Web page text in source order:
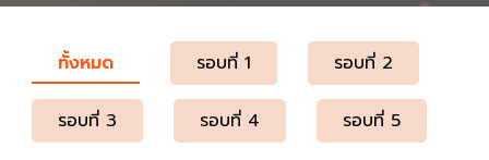
PRIMARY
TABS
ทั้งหมด
tab)
รอบที่ 1 รอบที่ 2
รอบที่ 3 รอบที่ 4 รอบที่ 5